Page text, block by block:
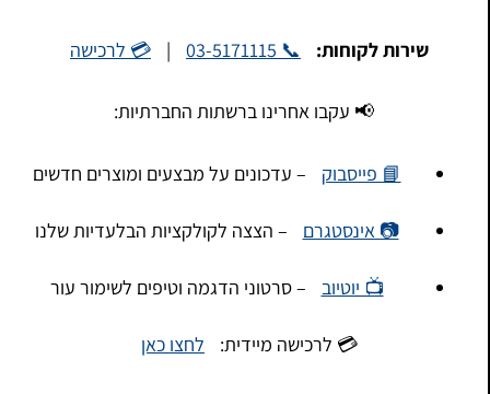
שירות לקוחות: 📞 03-5171115
| 💳 לרכישה
📢 עקבו אחרינו ברשתות החברתיות:
📘 פייסבוק – עדכונים על מבצעים ומוצרים חדשים
📷 אינסטגרם – הצצה לקולקציות הבלעדיות שלנו
📺 יוטיוב – סרטוני הדגמה וטיפים לשימור עור
💳 לרכישה מיידית: לחצו כאן